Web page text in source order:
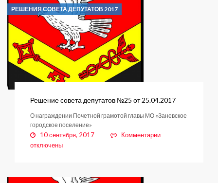
РЕШЕНИЯ СОВЕТА ДЕПУТАТОВ 2017
Решение совета депутатов №25 от 25.04.2017
О награждении Почетной грамотой главы МО «Заневское
городское поселение»
10 сентября, 2017 Комментариик
отключены